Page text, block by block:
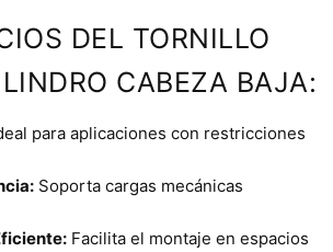
DEL TORNILLO
CABEZA BAJA:
para aplicaciones con restricciones
Soporta cargas mecánicas
Facilita el montaje en espacios